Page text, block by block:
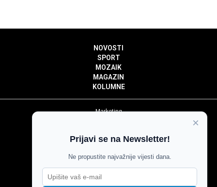
NOVOSTI
SPORT
MOZAIK
MAGAZIN
KOLUMNE
Marketing
Impressum
Pravila komentiranja
Agroglas
×
Prijavi se na Newsletter!
Ne propustite najvažnije vijesti dana.